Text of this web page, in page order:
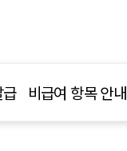
비급여 항목 안내